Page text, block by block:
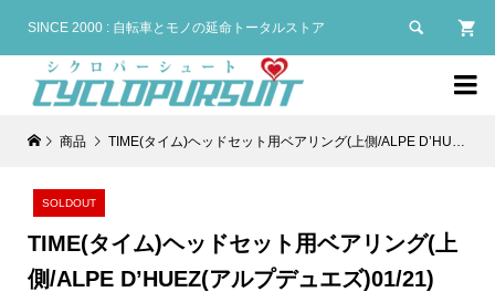
SINCE 2000 : 自転車とモノの延命トータルストア 

商品 TIME(タイム)ヘッドセット用ベアリング(上側/ALPE D’HUEZ(アルプデュエズ)01/21)
SOLDOUT
TIME(タイム)ヘッドセット用ベアリング(上
側/ALPE D’HUEZ(アルプデュエズ)01/21)